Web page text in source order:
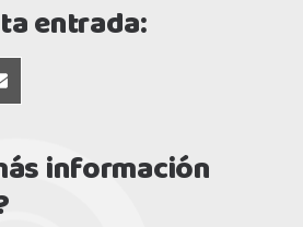
entrada:
información